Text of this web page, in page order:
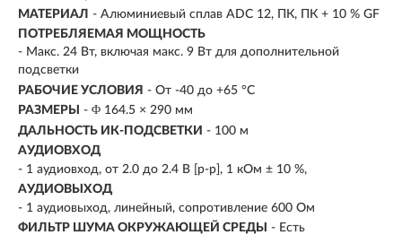
МАТЕРИАЛ - Алюминиевый сплав ADC 12, ПК, ПК + 10 % GF
ПОТРЕБЛЯЕМАЯ МОЩНОСТЬ
- Макс. 24 Вт, включая макс. 9 Вт для дополнительной
подсветки
РАБОЧИЕ УСЛОВИЯ - От -40 до +65 °C
РАЗМЕРЫ
- Φ 164.5 × 290 мм
ДАЛЬНОСТЬ ИК-ПОДСВЕТКИ - 100 м
АУДИОВХОД
- 1 аудиовход, от 2.0 до 2.4 В [p-p], 1 кОм ± 10 %,
АУДИОВЫХОД
- 1 аудиовыход, линейный, сопротивление 600 Ом
ФИЛЬТР ШУМА ОКРУЖАЮЩЕЙ СРЕДЫ
- Есть